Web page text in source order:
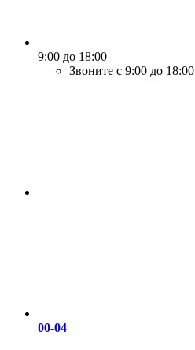
9:00 до 18:00
Звоните с 9:00 до 18:00
00-04